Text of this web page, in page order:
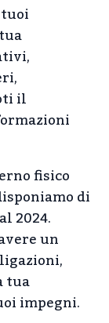
il
fisico
di
2024.
un
tua
impegni.